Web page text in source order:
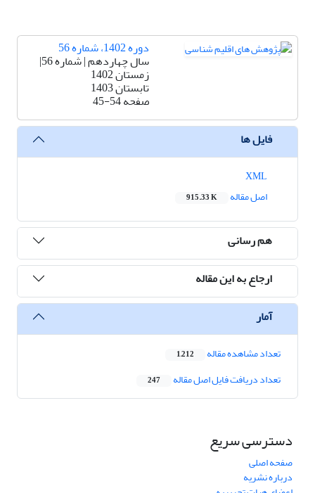
دوره 1402، شماره 56
سال چهاردهم | شماره 56|
زمستان 1402
تابستان 1403
صفحه45-54
فایل ها
اصل مقاله
915.33 K
هم رسانی
ارجاع به این مقاله
آمار
تعداد مشاهده مقاله 1,212
تعداد دریافت فایل اصل مقاله 247
دسترسی سریع
صفحه اصلی
درباره نشریه